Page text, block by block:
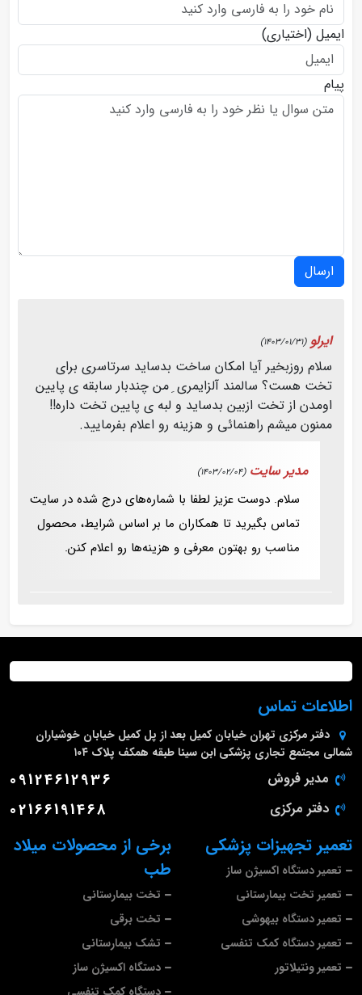
ایمیل (اختیاری)
پیام
ارسال
ایرلو (1403/01/31)
سلام روزبخیر آیا امکان ساخت بدساید سرتاسری برای
تخت هست؟ سالمند آلزایمری ِ من چندبار سابقه ی پایین
اومدن از تخت ازبین بدساید و لبه ی پایین تخت داره!!
ممنون میشم راهنمائی و هزینه رو اعلام بفرمایید.
مدیر سایت (1403/02/04)
سلام. دوست عزیز لطفا با شماره‌های درج شده در سایت
تماس بگیرید تا همکاران ما بر اساس شرایط، محصول
مناسب رو بهتون معرفی و هزینه‌ها رو اعلام کنن.
برخی از محصولات میلاد
طب
تخت بیمارستانی
تخت برقی
تشک بیمارستانی
دستگاه اکسیژن ساز
تعمیر تجهیزات پزشکی
تعمیر دستگاه اکسیژن ساز
تعمیر تخت بیمارستانی
تعمیر دستگاه بیهوشی
تعمیر دستگاه کمک تنفسی
تعمیر ونتیلاتور
اطلاعات تماس
دفتر مرکزی تهران خیابان کمیل بعد از پل کمیل خیابان خوشیاران
شمالی مجتمع تجاری پزشکی ابن سینا طبقه همکف پلاک ۱۰۴
مدیر فروش 09124612936
دفتر مرکزی 02166191468